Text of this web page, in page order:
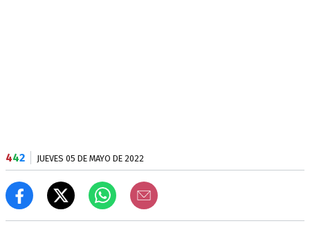
442 JUEVES 05 DE MAYO DE 2022